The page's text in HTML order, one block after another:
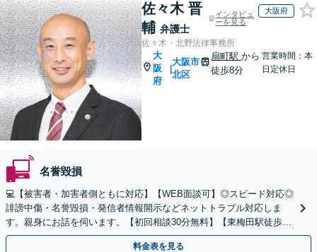
佐々木 晋
輔 弁護士
インタビュ
ーを見る
大阪府
佐々木・北野法律事務所
大
阪
府
|
大阪市
北区
扇町駅から
徒歩8分
営業時間：本
日定休日
名誉毀損
💻【被害者・加害者側ともに対応】【WEB面談可】◎スピード対応◎
誹謗中傷・名誉毀損・発信者情報開示などネットトラブル対応しま
す。親身にお話を伺います。【初回相談30分無料】【東梅田駅徒歩10
分】【弁護士歴15年以上】
料金表を見る